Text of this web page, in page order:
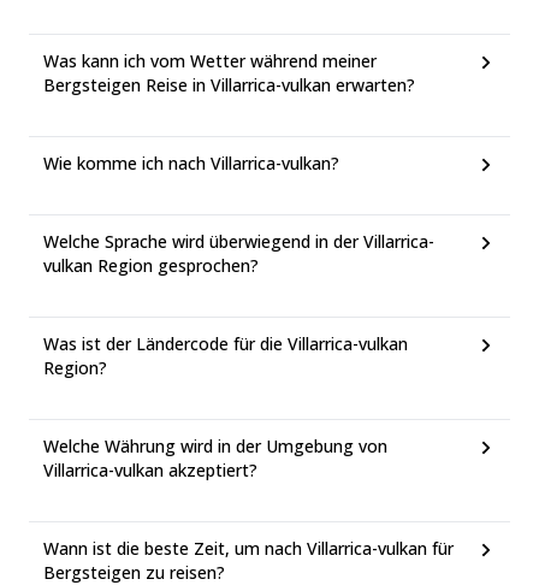
Was kann ich vom Wetter während meiner
Bergsteigen Reise in Villarrica-vulkan erwarten?
Wie komme ich nach Villarrica-vulkan?
Welche Sprache wird überwiegend in der Villarrica-
vulkan Region gesprochen?
Was ist der Ländercode für die Villarrica-vulkan
Region?
Welche Währung wird in der Umgebung von
Villarrica-vulkan akzeptiert?
Wann ist die beste Zeit, um nach Villarrica-vulkan für
Bergsteigen zu reisen?